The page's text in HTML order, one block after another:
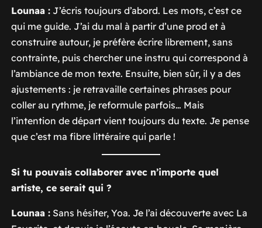
Lounaa :J’écris toujours d’abord. Les mots, c’est ce
qui me guide. J’ai du mal à partir d’une prod et à
construire autour, je préfère écrire librement, sans
contrainte, puis chercher une instru qui correspond à
l’ambiance de mon texte. Ensuite, bien sûr, il y a des
ajustements : je retravaille certaines phrases pour
coller au rythme, je reformule parfois… Mais
l’intention de départ vient toujours du texte. Je pense
que c’est ma fibre littéraire qui parle !
Si tu pouvais collaborer avec n’importe quel
artiste, ce serait qui ?
Lounaa :Sans hésiter, Yoa. Je l’ai découverte avec La